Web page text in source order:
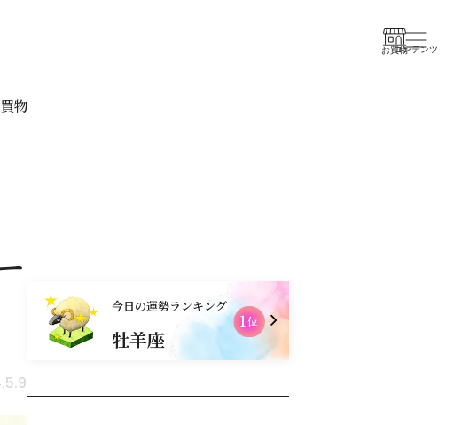
お買物コンテンツ
物
今日の運勢ランキング
牡羊座
乙女座
1
2位